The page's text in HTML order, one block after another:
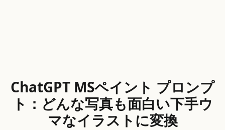
ChatGPT MSペイント プロンプ
ト：どんな写真も面白い下手ウ
マなイラストに変換